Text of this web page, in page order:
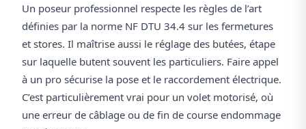
Un poseur professionnel respecte les règles de l’art
définies par la norme NF DTU 34.4 sur les fermetures
et stores. Il maîtrise aussi le réglage des butées, étape
sur laquelle butent souvent les particuliers. Faire appel
à un pro sécurise la pose et le raccordement électrique.
C’est particulièrement vrai pour un volet motorisé, où
une erreur de câblage ou de fin de course endommage